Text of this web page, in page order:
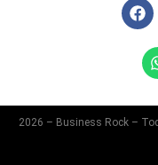
2026 – Business Rock –